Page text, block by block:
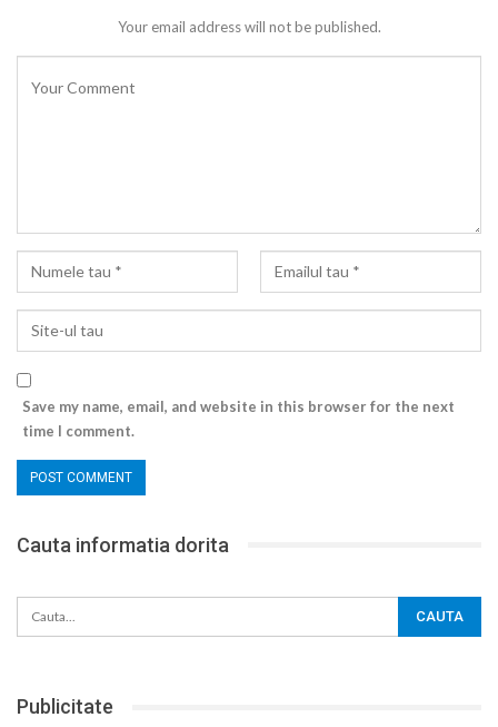
Your email address will not be published.
Save my name, email, and website in this browser for the next
time I comment.
Cauta informatia dorita
Publicitate